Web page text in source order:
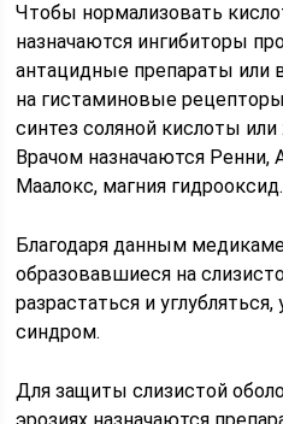
Чтобы нормализовать
назначаются ингибиторы
антацидные препараты
на гистаминовые
синтез соляной кислоты
Врачом назначаются Ренни,
Маалокс, магния гидрооксид.
Благодаря данным
образовавшиеся на
разрастаться и
синдром.
Для защиты слизистой